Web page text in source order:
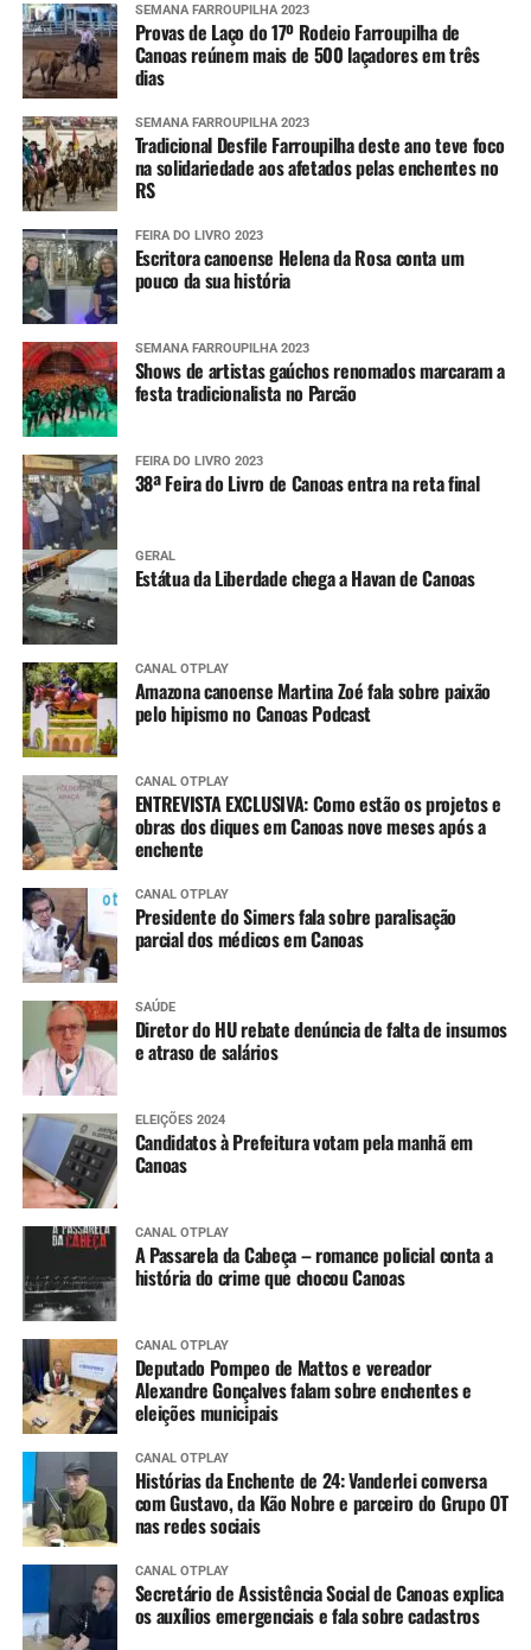
SEMANA FARROUPILHA 2023
Provas de Laço do 17º Rodeio Farroupilha de
Canoas reúnem mais de 500 laçadores em três
dias
SEMANA FARROUPILHA 2023
Tradicional Desfile Farroupilha deste ano teve foco
na solidariedade aos afetados pelas enchentes no
RS
FEIRA DO LIVRO 2023
Escritora canoense Helena da Rosa conta um
pouco da sua história
SEMANA FARROUPILHA 2023
Shows de artistas gaúchos renomados marcaram a
festa tradicionalista no Parcão
FEIRA DO LIVRO 2023
38ª Feira do Livro de Canoas entra na reta final
GERAL
Estátua da Liberdade chega a Havan de Canoas
CANAL OTPLAY
Amazona canoense Martina Zoé fala sobre paixão
pelo hipismo no Canoas Podcast
CANAL OTPLAY
ENTREVISTA EXCLUSIVA: Como estão os projetos e
obras dos diques em Canoas nove meses após a
enchente
CANAL OTPLAY
Presidente do Simers fala sobre paralisação
parcial dos médicos em Canoas
SAÚDE
Diretor do HU rebate denúncia de falta de insumos
e atraso de salários
ELEIÇÕES 2024
Candidatos à Prefeitura votam pela manhã em
Canoas
CANAL OTPLAY
A Passarela da Cabeça – romance policial conta a
história do crime que chocou Canoas
CANAL OTPLAY
Deputado Pompeo de Mattos e vereador
Alexandre Gonçalves falam sobre enchentes e
eleições municipais
CANAL OTPLAY
Histórias da Enchente de 24: Vanderlei conversa
com Gustavo, da Kão Nobre e parceiro do Grupo OT
nas redes sociais
CANAL OTPLAY
Secretário de Assistência Social de Canoas explica
os auxílios emergenciais e fala sobre cadastros